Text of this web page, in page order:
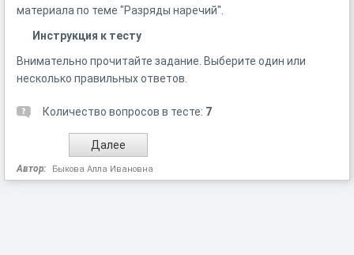
материала по теме "Разряды наречий".
Инструкция к тесту
Внимательно прочитайте задание. Выберите один или
несколько правильных ответов.
Количество вопросов в тесте: 7
Автор: Быкова Алла Ивановна